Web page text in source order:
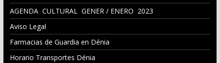
AGENDA CULTURAL GENER / ENERO 2023
Aviso Legal
Farmacias de Guardia en Dénia
Horario Transportes Dénia